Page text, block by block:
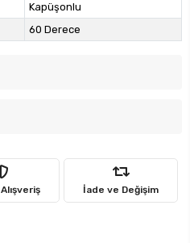
Kapüşonlu
60 Derece
İade ve Değişim